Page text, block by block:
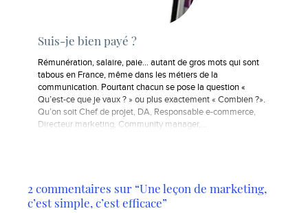
Suis-je bien payé ?
Rémunération, salaire, paie… autant de gros mots qui sont
tabous en France, même dans les métiers de la
communication. Pourtant chacun se pose la question «
Qu’est-ce que je vaux ? » ou plus exactement « Combien ?».
Qu’on soit Chef de projet, DA, Responsable e-commerce,
Directeur marketing, Community manager,…
2 commentaires sur “Une leçon de marketing,
c’est simple, c’est efficace”